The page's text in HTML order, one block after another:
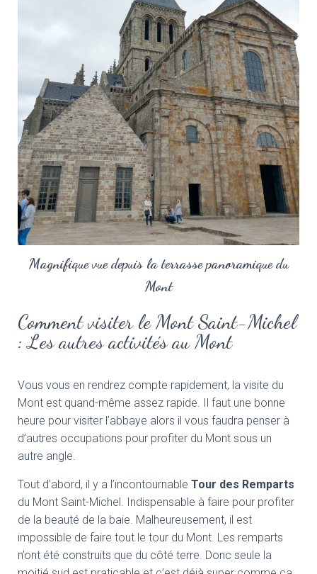
Magnifique vue depuis la terrasse panoramique du
Mont
Comment visiter le Mont Saint-Michel
: Les autres activités au Mont
Vous vous en rendrez compte rapidement, la visite du
Mont est quand-même assez rapide. Il faut une bonne
heure pour visiter l’abbaye alors il vous faudra penser à
d’autres occupations pour profiter du Mont sous un
autre angle.
Tout d’abord, il y a l’incontournable Tour des Remparts
du Mont Saint-Michel. Indispensable à faire pour profiter
de la beauté de la baie. Malheureusement, il est
impossible de faire tout le tour du Mont. Les remparts
n’ont été construits que du côté terre. Donc seule la